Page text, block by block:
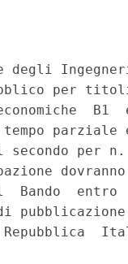
degli
per
B1
tempo
per
Bando